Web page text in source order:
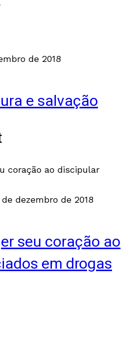
de 2018
e salvação
de dezembro de 2018
seu coração ao
em drogas